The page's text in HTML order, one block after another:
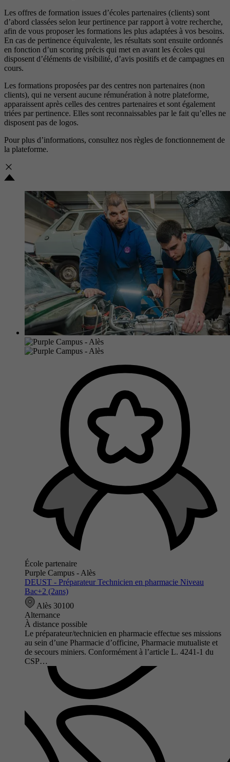
Les offres de formation issues d’écoles partenaires (clients) sont
d’abord classées selon leur pertinence par rapport à votre recherche,
afin de vous proposer les formations les plus adaptées à vos besoins.
En cas de pertinence équivalente, les résultats sont ensuite ordonnés
en fonction d’un scoring précis qui met en avant les écoles qui
disposent d’éléments de visibilité, d’avis positifs et de campagnes en
cours.
Les formations proposées par des centres non partenaires (non
clients), qui ne versent aucune rémunération à notre plateforme,
apparaissent après celles des centres partenaires et sont également
triées par pertinence. Elles sont reconnaissables par le fait qu’elles ne
disposent pas de logos.
Pour plus d’informations, consultez nos règles de fonctionnement de
la plateforme.
École partenaire
Purple Campus - Alès
DEUST - Préparateur Technicien en pharmacie Niveau
Bac+2 (2ans)
Alès 30100
Alternance
À distance possible
Le préparateur/technicien en pharmacie effectue ses missions
au sein d’une Pharmacie d’officine, Pharmacie mutualiste et
de secours miniers. Conformément à l’article L. 4241-1 du
CSP…